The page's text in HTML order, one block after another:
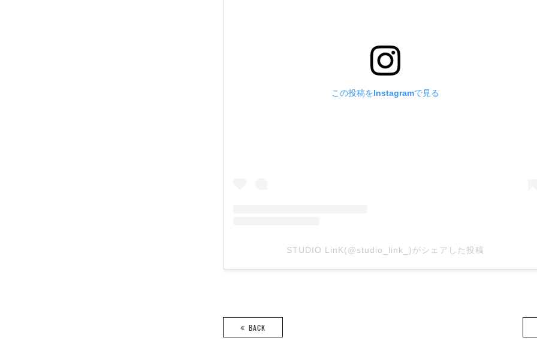
この投稿をInstagramで見る
STUDIO LinK(@studio_link_)がシェアした投稿
BACK